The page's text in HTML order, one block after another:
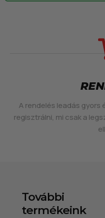
A rendelés leadás gyors
regisztrálni, mi csak a
További
termékeink